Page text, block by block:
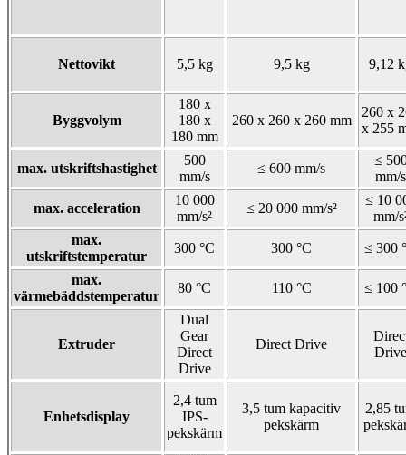
Nettovikt 5,5 kg 9,5 kg 9,12
Byggvolym
180 x
180 x
180 mm
260 x 260 x 260 mm
260 x
x 255
max. utskriftshastighet
500
mm/s
≤ 600 mm/s
≤
mm/s
max. acceleration
10 000
mm/s²
≤ 20 000 mm/s²
≤ 10
mm/
max.
utskriftstemperatur
300 °C 300 °C ≤ 300
max.
värmebäddstemperatur
80 °C 110 °C ≤ 100
Extruder
Dual
Gear
Direct
Drive
Direct Drive
Drive
Enhetsdisplay
2,4 tum
IPS-
pekskärm
3,5 tum kapacitiv
pekskärm
2,85